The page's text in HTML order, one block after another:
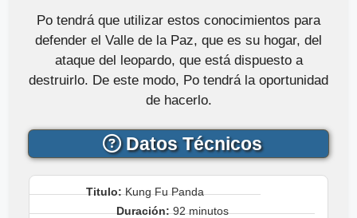
Po tendrá que utilizar estos conocimientos para
defender el Valle de la Paz, que es su hogar, del
ataque del leopardo, que está dispuesto a
destruirlo. De este modo, Po tendrá la oportunidad
de hacerlo.
Datos Técnicos
Titulo:Kung Fu Panda
Duración:92 minutos